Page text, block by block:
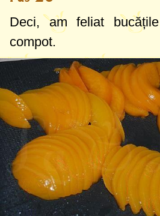
Deci, am feliat
compot.